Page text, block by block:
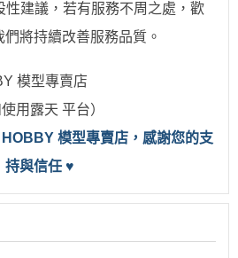
性建議，若有服務不周之處，歡
將持續改善服務品質。
模型專賣店
用露天 平台）
模型專賣店，感謝您的支
持與信任 ♥